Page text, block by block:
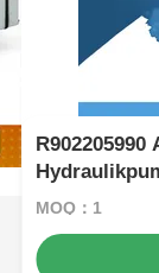
R902205990
MOQ：1